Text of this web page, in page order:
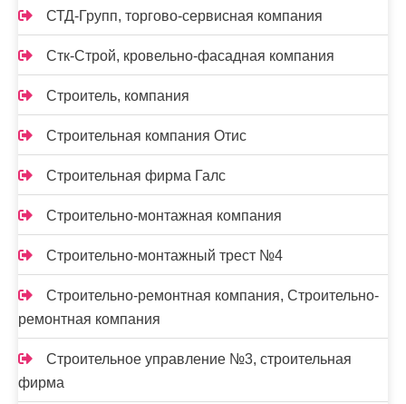
СТД-Групп, торгово-сервисная компания
Стк-Строй, кровельно-фасадная компания
Строитель, компания
Строительная компания Отис
Строительная фирма Галс
Строительно-монтажная компания
Строительно-монтажный трест №4
Строительно-ремонтная компания, Строительно-
ремонтная компания
Строительное управление №3, строительная
фирма